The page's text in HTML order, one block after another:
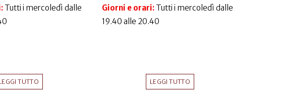
Tutti i mercoledì dalle
TUTTO
Giorni e orari: Tutti i mercoledì dalle
19.40 alle 20.40
LEGGI TUTTO